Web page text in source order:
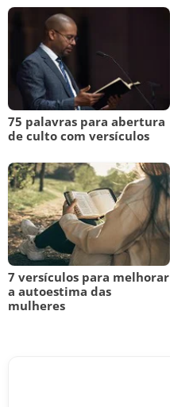
75 palavras para abertura
de culto com versículos
7 versículos para melhorar
a autoestima das
mulheres